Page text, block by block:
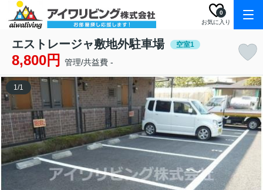
お気に入り
0
エストレージャ敷地外駐車場 空室1
8,800円 管理/共益費 -
1/1